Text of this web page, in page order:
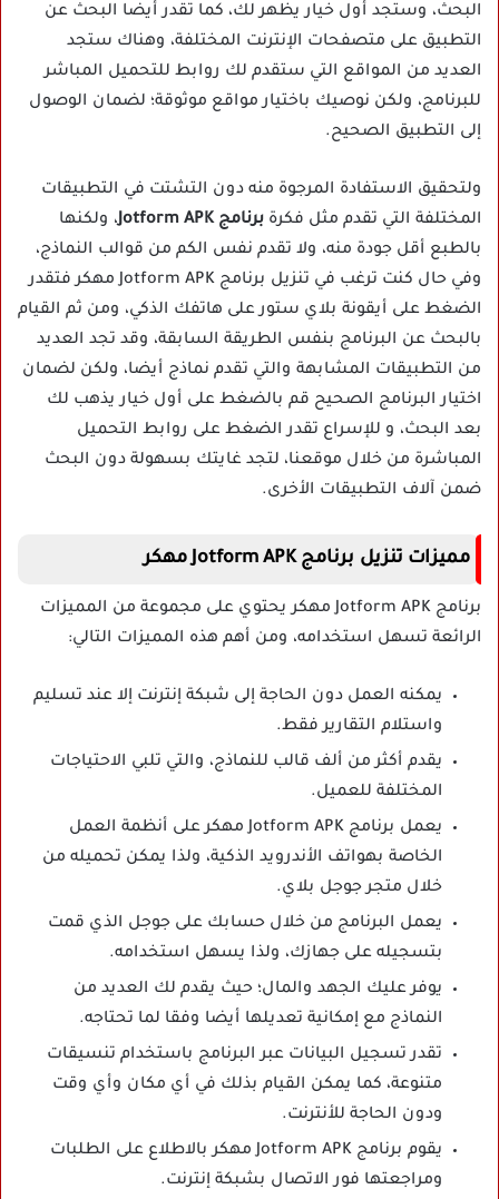
البحث، وستجد أول خيار يظهر لك، كما تقدر أيضا البحث عن
التطبيق على متصفحات الإنترنت المختلفة، وهناك ستجد
العديد من المواقع التي ستقدم لك روابط للتحميل المباشر
للبرنامج، ولكن نوصيك باختيار مواقع موثوقة؛ لضمان الوصول
إلى التطبيق الصحيح.
ولتحقيق الاستفادة المرجوة منه دون التشتت في التطبيقات
المختلفة التي تقدم مثل فكرة برنامج Jotform APK
، ولكنها
بالطبع أقل جودة منه، ولا تقدم نفس الكم من قوالب النماذج،
وفي حال كنت ترغب في تنزيل برنامج Jotform APK مهكر فتقدر
الضغط على أيقونة بلاي ستور على هاتفك الذكي، ومن ثم القيام
بالبحث عن البرنامج بنفس الطريقة السابقة، وقد تجد العديد
من التطبيقات المشابهة والتي تقدم نماذج أيضا، ولكن لضمان
اختيار البرنامج الصحيح قم بالضغط على أول خيار يذهب لك
بعد البحث، و للإسراع تقدر الضغط على روابط التحميل
المباشرة من خلال موقعنا، لتجد غايتك بسهولة دون البحث
ضمن آلاف التطبيقات الأخرى.
مميزات تنزيل برنامج Jotform APK مهكر
برنامج Jotform APK مهكر يحتوي على مجموعة من المميزات
الرائعة تسهل استخدامه، ومن أهم هذه المميزات التالي:
يمكنه العمل دون الحاجة إلى شبكة إنترنت إلا عند تسليم
واستلام التقارير فقط.
يقدم أكثر من ألف قالب للنماذج، والتي تلبي الاحتياجات
المختلفة للعميل.
يعمل برنامج Jotform APK مهكر على أنظمة العمل
الخاصة بهواتف الأندرويد الذكية، ولذا يمكن تحميله من
خلال متجر جوجل بلاي.
يعمل البرنامج من خلال حسابك على جوجل الذي قمت
بتسجيله على جهازك، ولذا يسهل استخدامه.
يوفر عليك الجهد والمال؛ حيث يقدم لك العديد من
النماذج مع إمكانية تعديلها أيضا وفقا لما تحتاجه.
تقدر تسجيل البيانات عبر البرنامج باستخدام تنسيقات
متنوعة، كما يمكن القيام بذلك في أي مكان وأي وقت
ودون الحاجة للأنترنت.
يقوم برنامج Jotform APK مهكر بالاطلاع على الطلبات
ومراجعتها فور الاتصال بشبكة إنترنت.